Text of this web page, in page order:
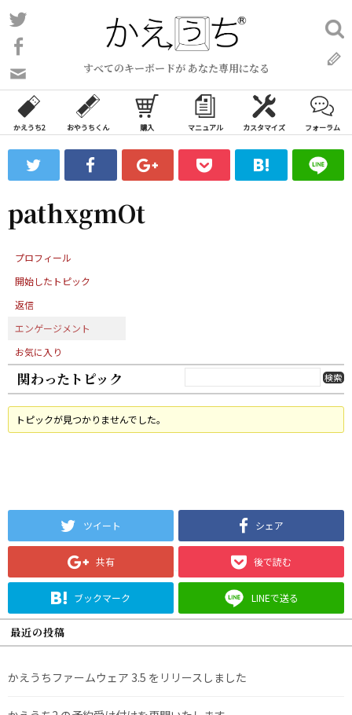
コ
ン
ン
ツ
ス
ッ
すべてのキーボードが あなた専用になる
い
合
わ
フ
ォ
ム
検
索:
かえうち2 おやうちくん 購入 マニュアル カスタマイズ フォーラム
pathxgmOt
プロフィール
開始したトピック
返信
エンゲージメント
お気に入り
関わったトピック
トピックが見つかりませんでした。
ツイート シェア
共有 後で読む
ブックマーク LINEで送る
最近の投稿
かえうちファームウェア 3.5 をリリースしました